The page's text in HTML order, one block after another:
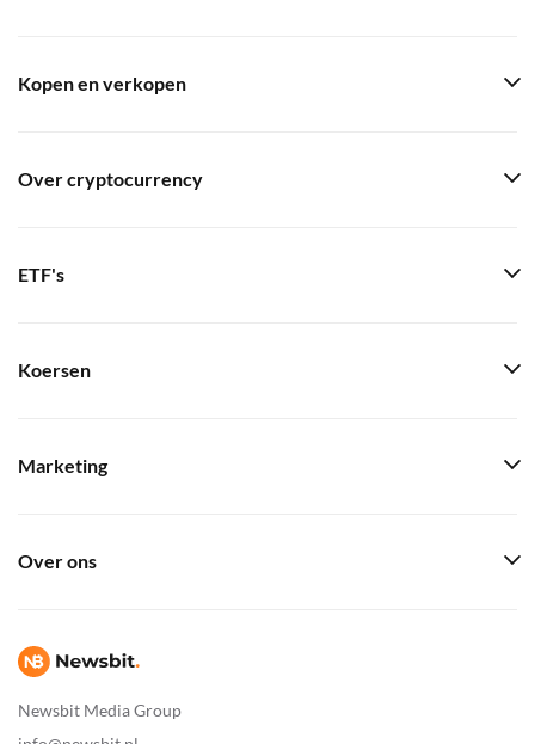
Newsbit Media Group
Kopen en verkopen
Over cryptocurrency
ETF's
Koersen
Marketing
Over ons